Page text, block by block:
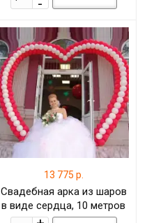
13 775 р.
Свадебная арка из шаров
в виде сердца, 10 метров